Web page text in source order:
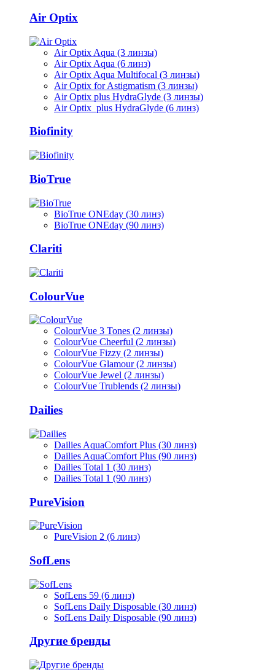
Air Optix
Air Optix Aqua (3 линзы)
Air Optix Aqua (6 линз)
Air Optix Aqua Multifocal (3 линзы)
Air Optix for Astigmatism (3 линзы)
Air Optix plus HydraGlyde (3 линзы)
Air Optix plus HydraGlyde (6 линз)
Biofinity
BioTrue
BioTrue ONEday (30 линз)
BioTrue ONEday (90 линз)
Clariti
ColourVue
ColourVue 3 Tones (2 линзы)
ColourVue Cheerful (2 линзы)
ColourVue Fizzy (2 линзы)
ColourVue Glamour (2 линзы)
ColourVue Jewel (2 линзы)
ColourVue Trublends (2 линзы)
Dailies
Dailies AquaComfort Plus (30 линз)
Dailies AquaComfort Plus (90 линз)
Dailies Total 1 (30 линз)
Dailies Total 1 (90 линз)
PureVision
PureVision 2 (6 линз)
SofLens
SofLens 59 (6 линз)
SofLens Daily Disposable (30 линз)
SofLens Daily Disposable (90 линз)
Другие бренды